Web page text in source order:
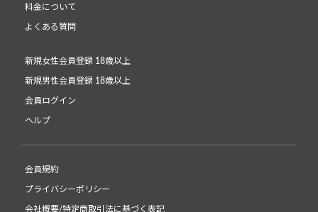
料金について
よくある質問
新規女性会員登録 18歳以上
新規男性会員登録 18歳以上
会員ログイン
ヘルプ
会員規約
プライバシーポリシー
会社概要/特定商取引法に基づく表記